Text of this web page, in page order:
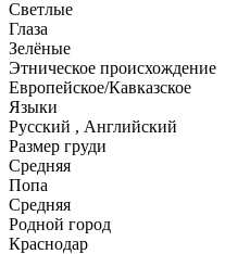
Светлые
Глаза
Зелёные
Этническое происхождение
Европейское/Кавказское
Языки
Русский , Английский
Размер груди
Средняя
Попа
Средняя
Родной город
Краснодар